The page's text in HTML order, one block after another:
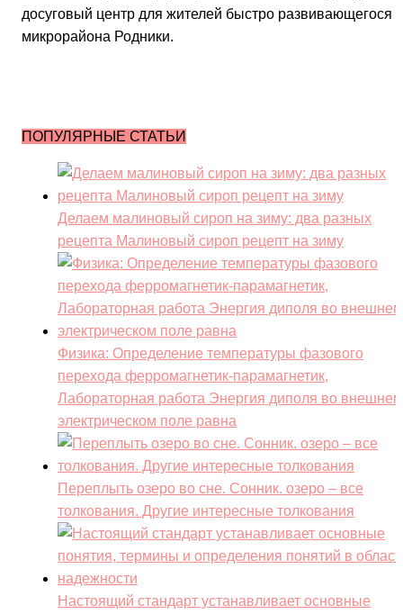
досуговый центр для жителей быстро развивающегося
микрорайона Родники.
ПОПУЛЯРНЫЕ СТАТЬИ
Делаем малиновый сироп на зиму: два разных
рецепта Малиновый сироп рецепт на зиму
Физика: Определение температуры фазового
перехода ферромагнетик-парамагнетик,
Лабораторная работа Энергия диполя во внешнем
электрическом поле равна
Переплыть озеро во сне. Сонник. озеро – все
толкования. Другие интересные толкования
Настоящий стандарт устанавливает основные